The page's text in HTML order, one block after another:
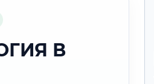
В